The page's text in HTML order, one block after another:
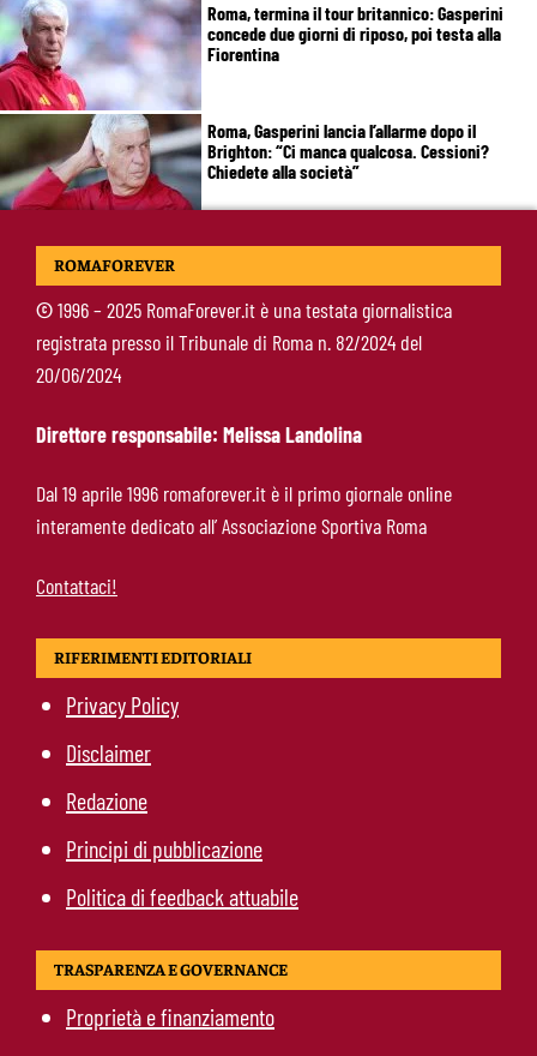
Roma, termina il tour britannico: Gasperini
concede due giorni di riposo, poi testa alla
Fiorentina
Roma, Gasperini lancia l’allarme dopo il
Brighton: “Ci manca qualcosa. Cessioni?
Chiedete alla società”
Roma-Cacciamani, Cairo alza il muro ma lascia
McKennie sorprende tutti: “Il mio idolo era
Totti, soprattutto per la sua fedeltà”
ROMAFOREVER
©1996 – 2025 RomaForever.it è una testata giornalistica
registrata presso il Tribunale di Roma n. 82/2024 del
20/06/2024
Direttore responsabile: Melissa Landolina
Dal 19 aprile 1996 romaforever.it è il primo giornale online
interamente dedicato all’ Associazione Sportiva Roma
Contattaci!
RIFERIMENTI EDITORIALI
Privacy Policy
Disclaimer
Redazione
Principi di pubblicazione
Politica di feedback attuabile
TRASPARENZA E GOVERNANCE
Proprietà e finanziamento